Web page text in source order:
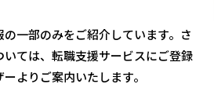
一部のみをご紹介しています。さ
ては、転職支援サービスにご登録
よりご案内いたします。